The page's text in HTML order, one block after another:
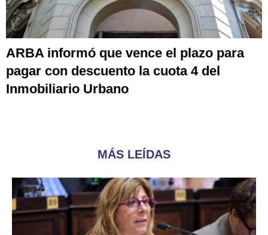
ARBA informó que vence el plazo para
pagar con descuento la cuota 4 del
Inmobiliario Urbano
MÁS LEÍDAS